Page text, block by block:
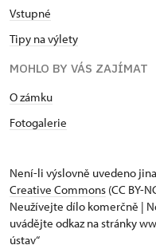
Vstupné
Tipy na výlety
MOHLO BY VÁS ZAJÍMAT
O zámku
Fotogalerie
Není-li výslovně uvedeno
Creative Commons (CC BY-
Neužívejte dílo komerčně |
uvádějte odkaz na stránky
ústav“